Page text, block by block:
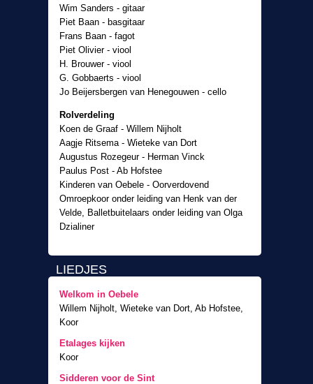
Wim Sanders - gitaar
Piet Baan - basgitaar
Frans Baan - fagot
Piet Olivier - viool
H. Brouwer - viool
G. Gobbaerts - viool
Jo Beijersbergen van Henegouwen - cello
Rolverdeling
Koen de Graaf - Willem Nijholt
Aagje Ritsema - Wieteke van Dort
Augustus Rozegeur - Herman Vinck
Paulus Post - Ab Hofstee
Kinderen van Oebele - Oorverdovend
Omroepkoor onder leiding van Henk van der
Velde, Balletbuitelaars onder leiding van Olga
Dzialiner
LIEDJES
Welkom in Oebele
Willem Nijholt, Wieteke van Dort, Ab Hofstee,
Koor
Etalages kijken
Koor
Sidderen voor de Sint